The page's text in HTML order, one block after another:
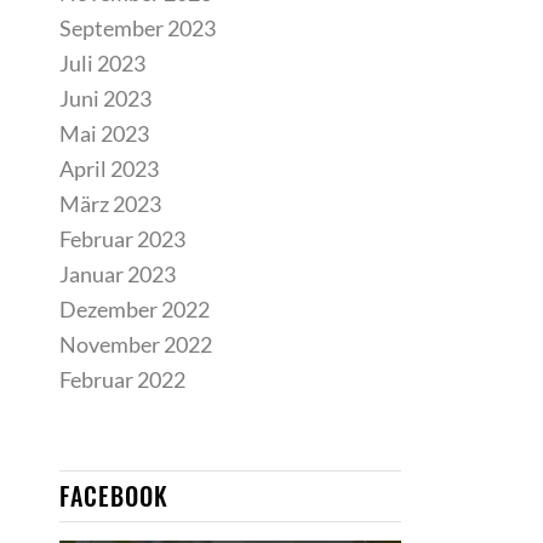
September 2023
Juli 2023
Juni 2023
Mai 2023
April 2023
März 2023
Februar 2023
Januar 2023
Dezember 2022
November 2022
Februar 2022
FACEBOOK